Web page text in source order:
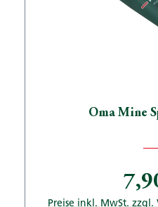
Oma Mine
Preise inkl. MwSt. zzgl.